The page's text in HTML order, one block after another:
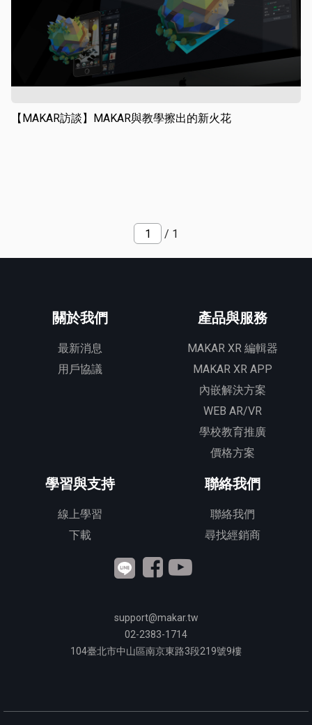
【MAKAR訪談】MAKAR與教學擦出的新火花
/ 1
關於我們
最新消息
用戶協議
產品與服務
MAKAR XR 編輯器
MAKAR XR APP
內嵌解決方案
WEB AR/VR
學校教育推廣
價格方案
學習與支持
線上學習
下載
聯絡我們
聯絡我們
尋找經銷商
support@makar.tw
02-2383-1714
104臺北市中山區南京東路3段219號9樓